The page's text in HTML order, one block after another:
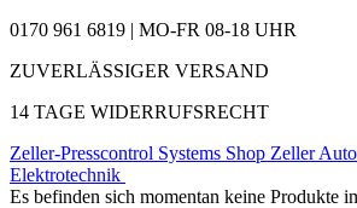
0170 961 6819 | MO-FR 08-18 UHR
ZUVERLÄSSIGER VERSAND
14 TAGE WIDERRUFSRECHT
Zeller-Presscontrol Systems Shop Zeller
Elektrotechnik
Es befinden sich momentan keine Produkte